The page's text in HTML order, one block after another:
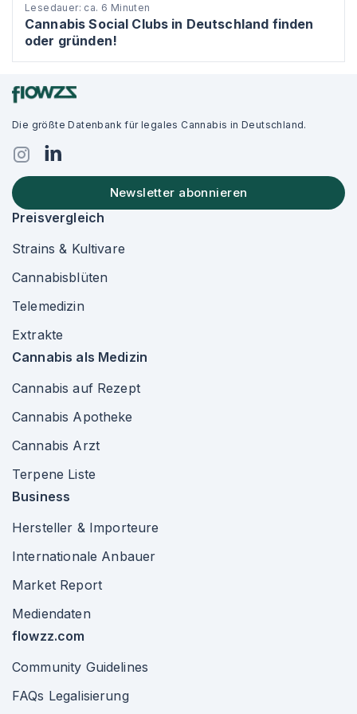
Lesedauer: ca. 6 Minuten
Cannabis Social Clubs in Deutschland finden
oder gründen!
Die größte Datenbank für legales Cannabis in Deutschland.
Newsletter abonnieren
Preisvergleich
Strains & Kultivare
Cannabisblüten
Telemedizin
Extrakte
Cannabis als Medizin
Cannabis auf Rezept
Cannabis Apotheke
Cannabis Arzt
Terpene Liste
Business
Hersteller & Importeure
Internationale Anbauer
Market Report
Mediendaten
flowzz.com
Community Guidelines
FAQs Legalisierung